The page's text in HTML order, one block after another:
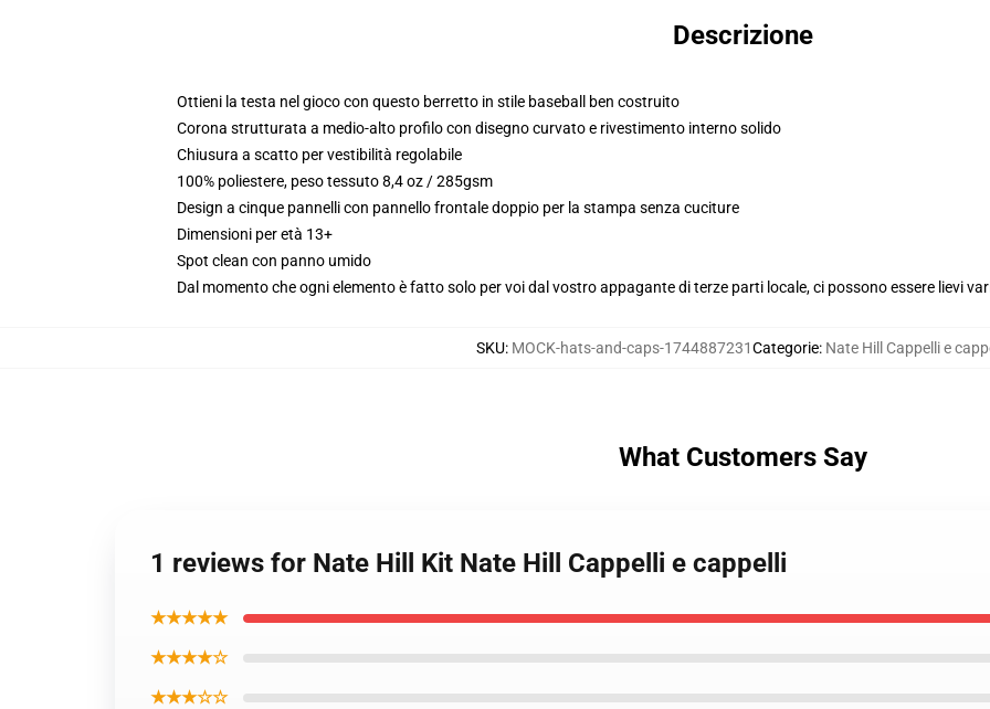
Descrizione
Ottieni la testa nel gioco con questo berretto in stile baseball ben costruito
Corona strutturata a medio-alto profilo con disegno curvato e rivestimento interno solido
Chiusura a scatto per vestibilità regolabile
100% poliestere, peso tessuto 8,4 oz / 285gsm
Design a cinque pannelli con pannello frontale doppio per la stampa senza cuciture
Dimensioni per età 13+
Spot clean con panno umido
Dal momento che ogni elemento è fatto solo per voi dal vostro appagante di terze parti locale, ci possono essere lievi
SKU: MOCK-hats-and-caps-1744887231Categorie: Nate Hill Cappelli e
What Customers Say
1 reviews for Nate Hill Kit Nate Hill Cappelli e cappelli
★★★★★
★★★★☆
★★★☆☆